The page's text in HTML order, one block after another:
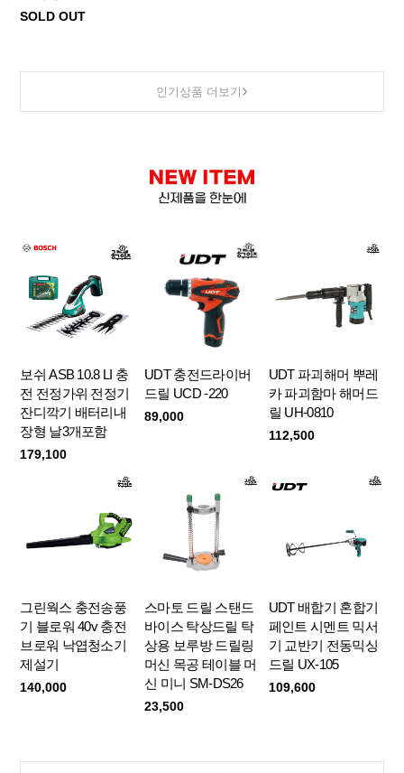
SOLD OUT
인기상품 더보기
보쉬 ASB 10.8 LI 충
전 전정가위 전정기
잔디깍기 배터리내
장형 날3개포함
179,100
UDT 충전드라이버
드릴 UCD -220
89,000
UDT 파괴해머 뿌레
카 파괴함마 해머드
릴 UH-0810
112,500
그린웍스 충전송풍
기 블로워 40v 충전
브로워 낙엽청소기
제설기
140,000
스마토 드릴 스탠드
바이스 탁상드릴 탁
상용 보루방 드릴링
머신 목공 테이블 머
신 미니 SM-DS26
23,500
UDT 배합기 혼합기
페인트 시멘트 믹서
기 교반기 전동믹싱
드릴 UX-105
109,600